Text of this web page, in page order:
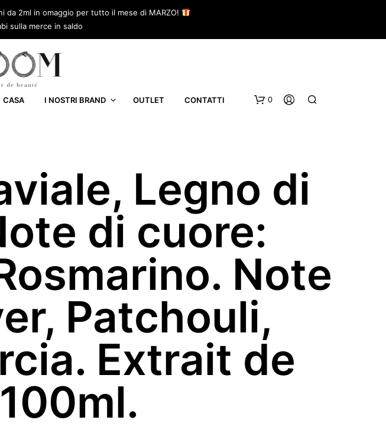
da 2ml in omaggio per tutto il mese di MARZO!
sulla merce in saldo
CASA I NOSTRI BRAND OUTLET CONTATTI 0
Legno di
di cuore:
Note
Patchouli,
Extrait de